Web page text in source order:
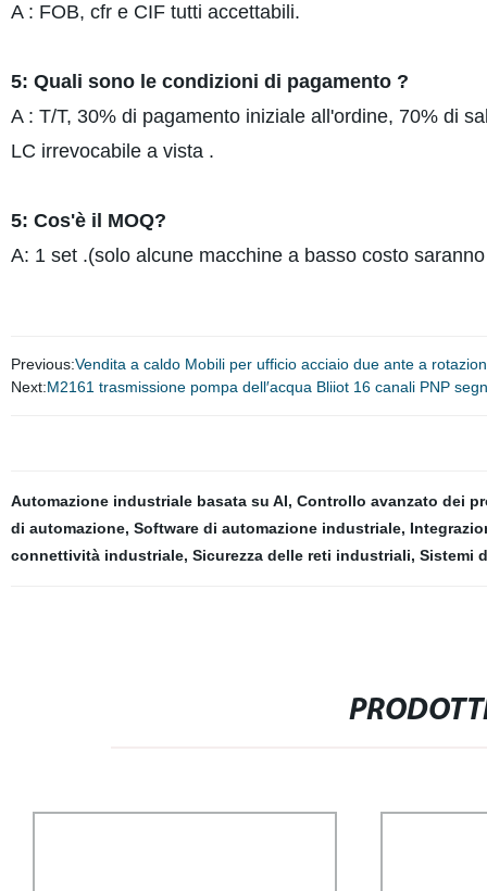
A : FOB, cfr e CIF tutti accettabili.
5: Quali sono le condizioni di pagamento ?
A : T/T, 30% di pagamento iniziale all'ordine, 70% di
LC irrevocabile a vista .
5: Cos'è il MOQ?
A: 1 set .(solo alcune macchine a basso costo
Previous:Vendita a caldo Mobili per ufficio acciaio due ante a
Next:M2161 trasmissione pompa dell′acqua Bliiot 16 canali PNP
Automazione industriale basata su AI, Controllo avanzato dei
di automazione, Software di automazione industriale,
connettività industriale, Sicurezza delle reti industriali, Sistemi